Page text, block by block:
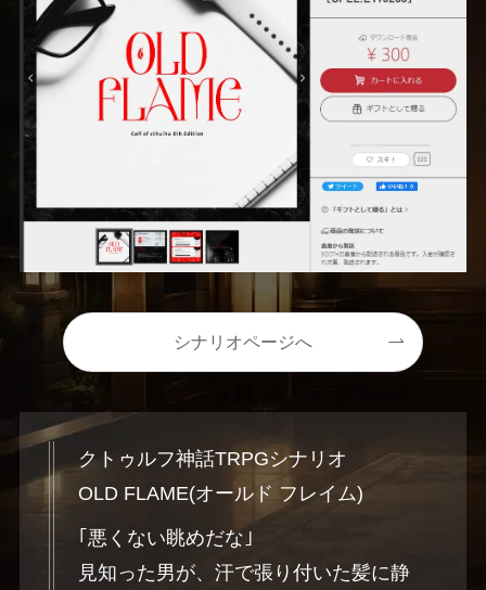
シナリオページへ
クトゥルフ神話TRPGシナリオ
OLD FLAME(オールド フレイム)
｢悪くない眺めだな｣
見知った男が、汗で張り付いた髪に静